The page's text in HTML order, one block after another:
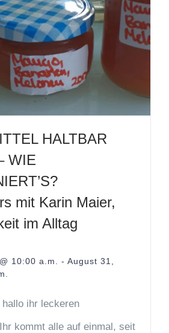
HALTBAR
WIE
mit Karin Maier,
im Alltag
10:00 a.m. - August 31,
ihr leckeren
kommt alle auf einmal, seit